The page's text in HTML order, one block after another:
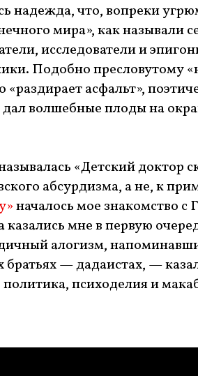
надежда, что, вопреки
мира», как называли
исследователи и
Подобно пресловутому
асфальт»,
дал волшебные плоды на
«Детский доктор
абсурдизма, а не, к
началось мое знакомство с
мне в первую
алогизм,
— дадаистах, —
психоделия и